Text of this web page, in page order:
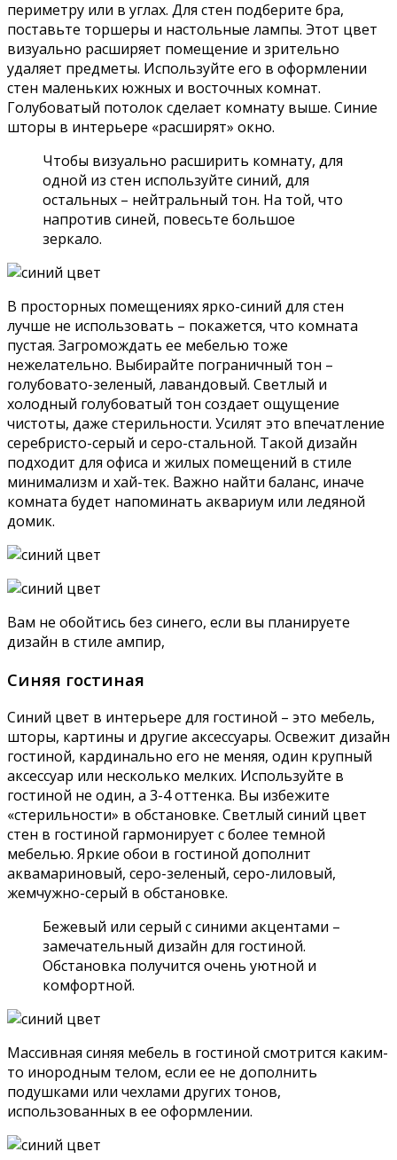
периметру или в углах. Для стен подберите бра,
поставьте торшеры и настольные лампы. Этот цвет
визуально расширяет помещение и зрительно
удаляет предметы. Используйте его в оформлении
стен маленьких южных и восточных комнат.
Голубоватый потолок сделает комнату выше. Синие
шторы в интерьере «расширят» окно.
Чтобы визуально расширить комнату, для
одной из стен используйте синий, для
остальных – нейтральный тон. На той, что
напротив синей, повесьте большое
зеркало.
В просторных помещениях ярко-синий для стен
лучше не использовать – покажется, что комната
пустая. Загромождать ее мебелью тоже
нежелательно. Выбирайте пограничный тон –
голубовато-зеленый, лавандовый. Светлый и
холодный голубоватый тон создает ощущение
чистоты, даже стерильности. Усилят это впечатление
серебристо-серый и серо-стальной. Такой дизайн
подходит для офиса и жилых помещений в стиле
минимализм и хай-тек. Важно найти баланс, иначе
комната будет напоминать аквариум или ледяной
домик.
Вам не обойтись без синего, если вы планируете
дизайн в стиле ампир,
Синяя гостиная
Синий цвет в интерьере для гостиной – это мебель,
шторы, картины и другие аксессуары. Освежит дизайн
гостиной, кардинально его не меняя, один крупный
аксессуар или несколько мелких. Используйте в
гостиной не один, а 3-4 оттенка. Вы избежите
«стерильности» в обстановке. Светлый синий цвет
стен в гостиной гармонирует с более темной
мебелью. Яркие обои в гостиной дополнит
аквамариновый, серо-зеленый, серо-лиловый,
жемчужно-серый в обстановке.
Бежевый или серый с синими акцентами –
замечательный дизайн для гостиной.
Обстановка получится очень уютной и
комфортной.
Массивная синяя мебель в гостиной смотрится каким-
то инородным телом, если ее не дополнить
подушками или чехлами других тонов,
использованных в ее оформлении.